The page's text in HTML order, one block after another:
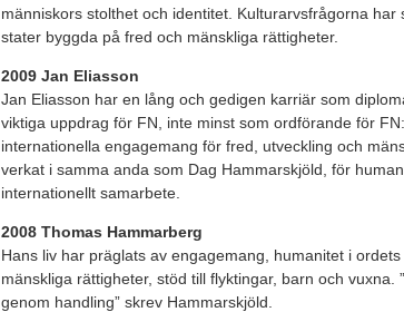
människors stolthet och identitet. Kulturarvsfrågorna har
stater byggda på fred och mänskliga rättigheter.
2009 Jan Eliasson
Jan Eliasson har en lång och gedigen karriär som
viktiga uppdrag för FN, inte minst som ordförande för
internationella engagemang för fred, utveckling och
verkat i samma anda som Dag Hammarskjöld, för
internationellt samarbete.
2008 Thomas Hammarberg
Hans liv har präglats av engagemang, humanitet i
mänskliga rättigheter, stöd till flyktingar, barn och vuxna.
genom handling” skrev Hammarskjöld.